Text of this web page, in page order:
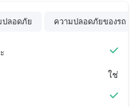
ปลอดภัย ความปลอดภัยของรถ
ใช่